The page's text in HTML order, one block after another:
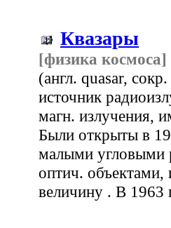
Квазары
[физика космоса]
(англ. quasar,
источник
магн. излучения,
Были открыты в
малыми угловыми
оптич.
величину . В 1963